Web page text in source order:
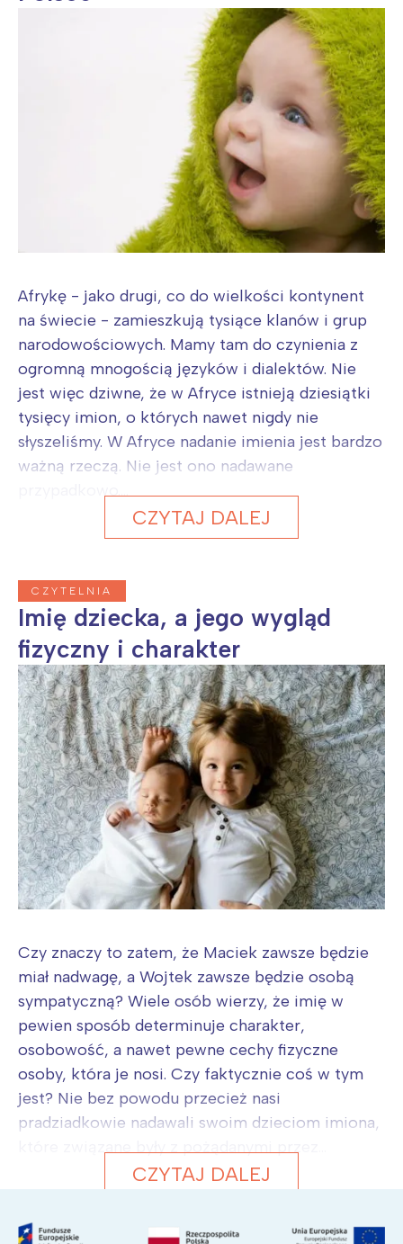
Afrykę - jako drugi, co do wielkości kontynent
na świecie - zamieszkują tysiące klanów i grup
narodowościowych. Mamy tam do czynienia z
ogromną mnogością języków i dialektów. Nie
jest więc dziwne, że w Afryce istnieją dziesiątki
tysięcy imion, o których nawet nigdy nie
słyszeliśmy. W Afryce nadanie imienia jest bardzo
ważną rzeczą. Nie jest ono nadawane
CZYTAJ DALEJ
CZYTELNIA
Imię dziecka, a jego wygląd
fizyczny i charakter
Czy znaczy to zatem, że Maciek zawsze będzie
miał nadwagę, a Wojtek zawsze będzie osobą
sympatyczną? Wiele osób wierzy, że imię w
pewien sposób determinuje charakter,
osobowość, a nawet pewne cechy fizyczne
osoby, która je nosi. Czy faktycznie coś w tym
jest? Nie bez powodu przecież nasi
pradziadkowie nadawali swoim dzieciom imiona,
CZYTAJ DALEJ